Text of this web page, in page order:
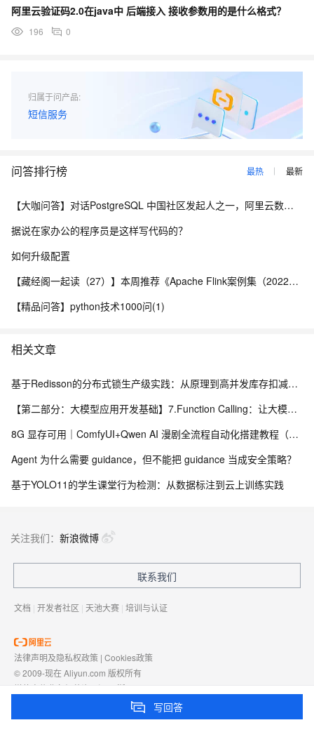
阿里云验证码2.0在java中 后端接入 接收参数用的是什么格式？
196 0
归属于问产品:
短信服务
问答排行榜 最热 最新
【大咖问答】对话PostgreSQL 中国社区发起人之一，阿里云数据库高级专家 德哥
据说在家办公的程序员是这样写代码的？
如何升级配置
【藏经阁一起读（27）】本周推荐《Apache Flink案例集（2022版）》，你有哪些心得？
【精品问答】python技术1000问(1)
相关文章
基于Redisson的分布式锁生产级实践：从原理到高并发库存扣减实战
【第二部分：大模型应用开发基础】7.Function Calling：让大模型调用真实程序能力
8G 显存可用｜ComfyUI+Qwen AI 漫剧全流程自动化搭建教程（含工作流 & 源码）
Agent 为什么需要 guidance，但不能把 guidance 当成安全策略？
基于YOLO11的学生课堂行为检测：从数据标注到云上训练实践
写回答
关注我们： 新浪微博
联系我们
文档 | 开发者社区 | 天池大赛 | 培训与认证
法律声明及隐私权政策 | Cookies政策
© 2009-现在 Aliyun.com 版权所有
增值电信业务经营许可证： 浙B2-20080101
浙D3-20210002
浙公网安备 33010602009975号浙B2-20080101-4